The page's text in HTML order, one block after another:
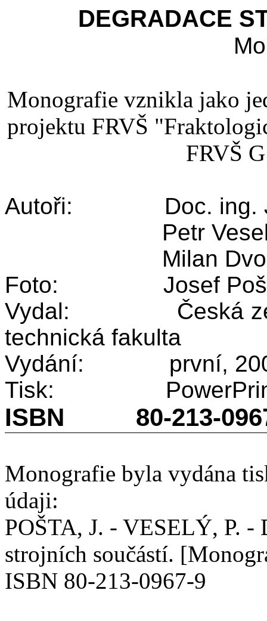
DEGRADACE
Monografie vznikla jako
projektu FRVŠ
FRVŠ
Autoři:
Doc. ing.
Petr
Milan
Foto:
Josef
Vydal:
Česká
technická fakulta
Vydání:
první,
Tisk:
ISBN 80-213-
Monografie byla vydána
údaji:
POŠTA, J. - VESELÝ, P.
strojních součástí.
ISBN 80-213-0967-9